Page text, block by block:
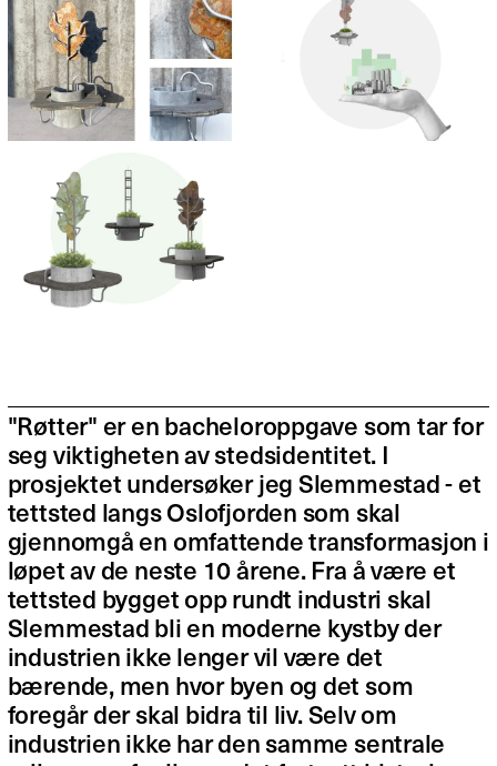
"Røtter" er en bacheloroppgave som tar for
seg viktigheten av stedsidentitet. I
prosjektet undersøker jeg Slemmestad - et
tettsted langs Oslofjorden som skal
gjennomgå en omfattende transformasjon i
løpet av de neste 10 årene. Fra å være et
tettsted bygget opp rundt industri skal
Slemmestad bli en moderne kystby der
industrien ikke lenger vil være det
bærende, men hvor byen og det som
foregår der skal bidra til liv. Selv om
industrien ikke har den samme sentrale